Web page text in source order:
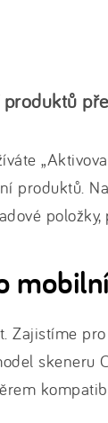
produktů.
Zajistíme
skeneru